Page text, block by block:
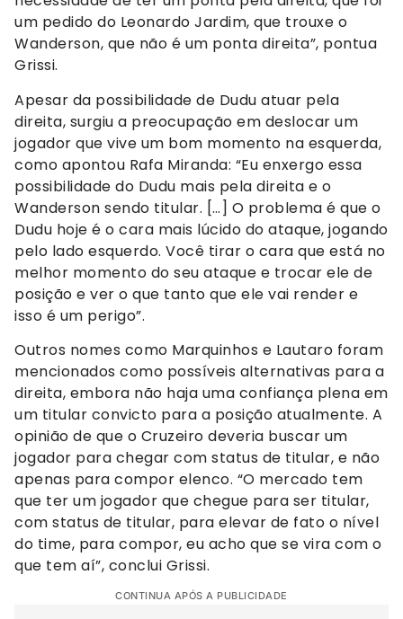
um pedido do Leonardo Jardim, que trouxe o
Wanderson, que não é um ponta direita”, pontua
Grissi.
Apesar da possibilidade de Dudu atuar pela
direita, surgiu a preocupação em deslocar um
jogador que vive um bom momento na esquerda,
como apontou Rafa Miranda: “Eu enxergo essa
possibilidade do Dudu mais pela direita e o
Wanderson sendo titular. […] O problema é que o
Dudu hoje é o cara mais lúcido do ataque, jogando
pelo lado esquerdo. Você tirar o cara que está no
melhor momento do seu ataque e trocar ele de
posição e ver o que tanto que ele vai render e
isso é um perigo”.
Outros nomes como Marquinhos e Lautaro foram
mencionados como possíveis alternativas para a
direita, embora não haja uma confiança plena em
um titular convicto para a posição atualmente. A
opinião de que o Cruzeiro deveria buscar um
jogador para chegar com status de titular, e não
apenas para compor elenco. “O mercado tem
que ter um jogador que chegue para ser titular,
com status de titular, para elevar de fato o nível
do time, para compor, eu acho que se vira com o
que tem aí”, conclui Grissi.
CONTINUA APÓS A PUBLICIDADE